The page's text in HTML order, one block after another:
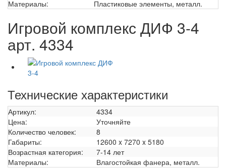
Материалы:
Пластиковые элементы, металл.
Игровой комплекс ДИФ 3-4
арт. 4334
Технические характеристики
Артикул:
4334
Цена:
Уточняйте
Количество человек:
8
Габариты:
12600 x 7270 x 5180
Возрастная категория:
7-14 лет
Материалы:
Влагостойкая фанера, металл.